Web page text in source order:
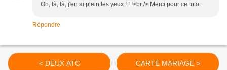
Oh, là, là, j'en ai plein les yeux ! ! !<br /> Merci pour ce tuto.
Répondre
< DEUX ATC CARTE MARIAGE >